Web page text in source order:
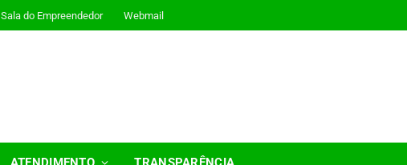
Sala do Empreendedor Webmail